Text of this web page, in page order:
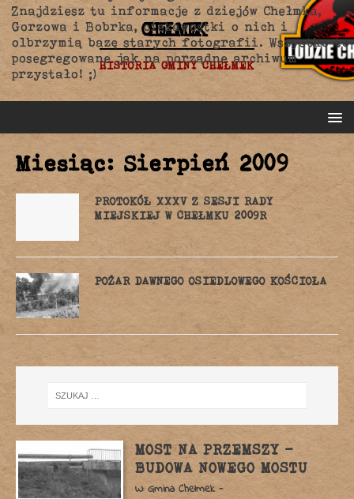
CHEŁMEK
HISTORIA GMINY CHEŁMEK
Znajdziesz tu informacje z dziejów Chełmka,
Gorzowa i Bobrka, ciekawostki o nich i
olbrzymią bazę starych fotografii. Wszystko to
posegregowane jak na porządne archiwum
przystało! ;)
Miesiąc: Sierpień 2009
PROTOKÓŁ XXXV Z SESJI RADY
MIEJSKIEJ W CHEŁMKU 2009R
POŻAR DAWNEGO OSIEDLOWEGO KOŚCIOŁA
MOST NA PRZEMSZY –
BUDOWA NOWEGO MOSTU
W: Gmina Chełmek -